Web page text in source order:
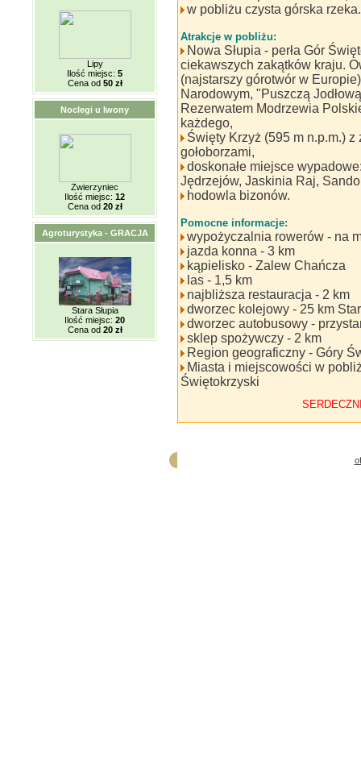
Lipy
Ilość miejsc: 5
Cena od 50 zł
Noclegi u Iwony
Zwierzyniec
Ilość miejsc: 12
Cena od 20 zł
Agroturystyka - GRACJA
Stara Słupia
Ilość miejsc: 20
Cena od 20 zł
w pobliżu czysta górska rzeka.
Atrakcje w pobliżu:
Nowa Słupia - perła Gór
ciekawszych zakątków kraju.
(najstarszy górotwór w
Narodowym, "Puszczą
Rezerwatem Modrzewia
każdego,
Święty Krzyż (595 m n.p.m.)
gołoborzami,
doskonałe miejsce
Jędrzejów, Jaskinia Raj,
hodowla bizonów.
Pomocne informacje:
wypożyczalnia rowerów - na
jazda konna - 3 km
kąpielisko - Zalew Chańcza
las - 1,5 km
najbliższa restauracja - 2 km
dworzec kolejowy - 25 km
dworzec autobusowy -
sklep spożywczy - 2 km
Region geograficzny - Góry
Miasta i miejscowości w
Świętokrzyski